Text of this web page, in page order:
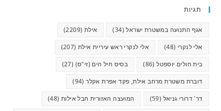
תגיות
אגף התנועה במשטרת ישראל(34) אילת (2209)
אלי לנקרי (48) אלי לנקרי ראש עיריית אילת (207)
בית חולים יוספטל(86) בסיס חיל הים (זי"ס) (27)
דוברת משטרת מרחב אילת, פקד אפרת אקלר(94)
דר' דרורי גניאל (59) המועצה האזורית חבל אילות (48)